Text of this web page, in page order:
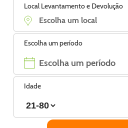
Local Levantamento e Devolução
Escolha um período
Idade